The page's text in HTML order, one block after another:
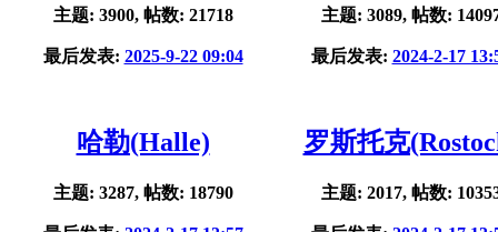
主题: 3900, 帖数: 21718
最后发表: 2025-9-22 09:04
主题: 3089, 帖数:
最后发表: 2024-2-17
哈勒(Halle)
主题: 3287, 帖数: 18790
罗斯托克
主题: 2017, 帖数: